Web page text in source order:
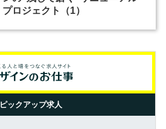
プロジェクト（1）
ピックアップ求人